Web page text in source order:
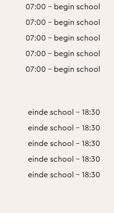
07:00 - begin school
07:00 - begin school
07:00 - begin school
07:00 - begin school
07:00 - begin school
einde school - 18:30
einde school - 18:30
einde school - 18:30
einde school - 18:30
einde school - 18:30